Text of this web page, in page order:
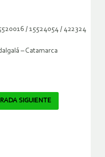
/ 15524054 / 422324
– Catamarca
SIGUIENTE